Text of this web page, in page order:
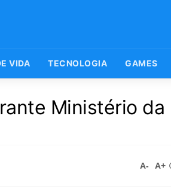
VIDA TECNOLOGIA GAMES
Ministério da
A- A+